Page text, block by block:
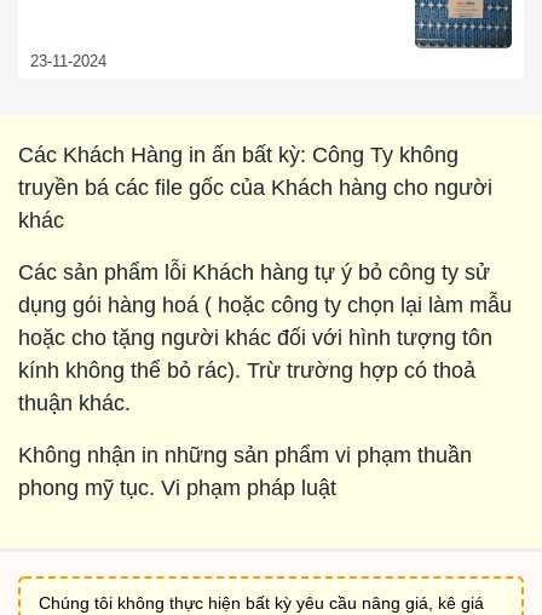
23-11-2024
Các Khách Hàng in ấn bất kỳ: Công Ty không
truyền bá các file gốc của Khách hàng cho người
khác
Các sản phẩm lỗi Khách hàng tự ý bỏ công ty sử
dụng gói hàng hoá ( hoặc công ty chọn lại làm mẫu
hoặc cho tặng người khác đối với hình tượng tôn
kính không thể bỏ rác). Trừ trường hợp có thoả
thuận khác.
Không nhận in những sản phẩm vi phạm thuần
phong mỹ tục. Vi phạm pháp luật
Chúng tôi không thực hiện bất kỳ yêu cầu nâng giá, kê giá